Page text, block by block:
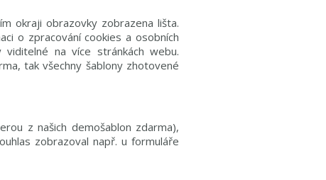
okraji obrazovky zobrazena lišta.
o zpracování cookies a osobních
na více stránkách webu.
tak všechny šablony zhotovené
z našich demošablon zdarma),
zobrazoval např. u formuláře